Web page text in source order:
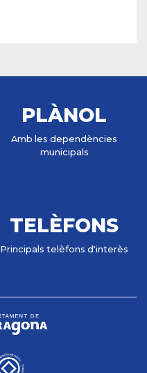
PLÀNOL
Amb les dependències
municipals
TELÈFONS
Principals telèfons d'interès